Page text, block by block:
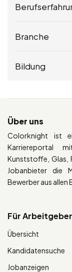
Branche
Bildung
Über uns
Colorknight ist
Karriereportal
Kunststoffe, Glas,
Jobanbieter die
Bewerber aus allen
Für Arbeitgeber
Übersicht
Kandidatensuche
Jobanzeigen